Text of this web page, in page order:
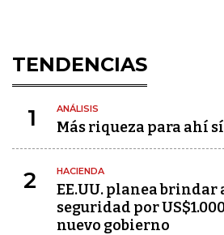
TENDENCIAS
1 ANÁLISIS
Más riqueza para ahí
2 HACIENDA
EE.UU. planea brindar
seguridad por
nuevo gobierno